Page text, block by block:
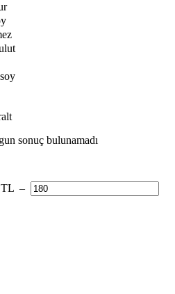
sonuç bulunamadı
TL –